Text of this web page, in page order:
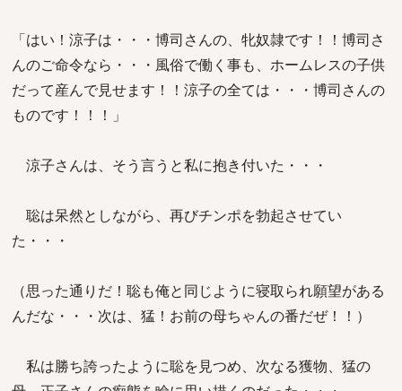
「はい！涼子は・・・博司さんの、牝奴隷です！！博司さ
んのご命令なら・・・風俗で働く事も、ホームレスの子供
だって産んで見せます！！涼子の全ては・・・博司さんの
ものです！！！」
涼子さんは、そう言うと私に抱き付いた・・・
聡は呆然としながら、再びチンポを勃起させてい
た・・・
（思った通りだ！聡も俺と同じように寝取られ願望がある
んだな・・・次は、猛！お前の母ちゃんの番だぜ！！）
私は勝ち誇ったように聡を見つめ、次なる獲物、猛の